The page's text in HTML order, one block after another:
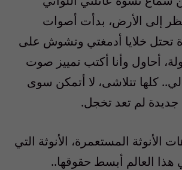
إلى الأرض، بدأت أصوات
تحتل خلايا أدمغتي وتشوش على
أحاول وأنا أكتب تمييز صوت
كلها تتلاشى، لا أتمكن سوى
جديدة لم تعد تخجل.
الأنوثة المستعمرة، الأنوثة التي
هذا العالم أبسط حقوقها..